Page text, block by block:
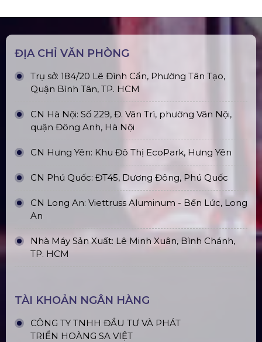
ĐỊA CHỈ VĂN PHÒNG
Trụ sở: 184/20 Lê Đình Cẩn, Phường Tân Tạo,
Quận Bình Tân, TP. HCM
CN Hà Nội: Số 229, Đ. Vân Trì, phường Vân Nội,
quận Đông Anh, Hà Nội
CN Hưng Yên: Khu Đô Thị EcoPark, Hưng Yên
CN Phú Quốc: ĐT45, Dương Đông, Phú Quốc
CN Long An: Viettruss Aluminum - Bến Lức, Long
An
Nhà Máy Sản Xuất: Lê Minh Xuân, Bình Chánh,
TP. HCM
TÀI KHOẢN NGÂN HÀNG
CÔNG TY TNHH ĐẦU TƯ VÀ PHÁT
TRIỂN HOÀNG SA VIỆT